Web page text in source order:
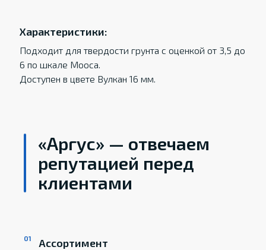
Характеристики:
Подходит для твердости грунта с оценкой от 3,5 до
6 по шкале Мооса.
Доступен в цвете Вулкан 16 мм.
«Аргус» — отвечаем
репутацией перед
клиентами
Ассортимент